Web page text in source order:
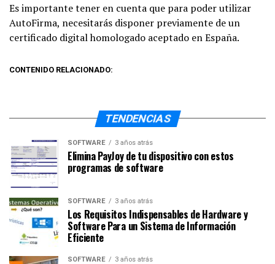
Es importante tener en cuenta que para poder utilizar
AutoFirma, necesitarás disponer previamente de un
certificado digital homologado aceptado en España.
CONTENIDO RELACIONADO:
TENDENCIAS
SOFTWARE 3 años atrás
Elimina PayJoy de tu dispositivo con estos
programas de software
SOFTWARE 3 años atrás
Los Requisitos Indispensables de Hardware y
Software Para un Sistema de Información
Eficiente
SOFTWARE 3 años atrás